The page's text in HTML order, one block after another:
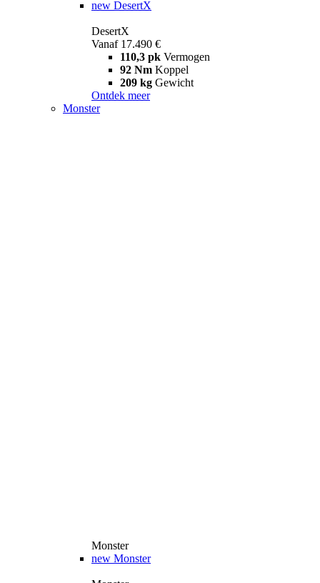
new DesertX
DesertX
Vanaf 17.490 €
110,3 pk Vermogen
92 Nm Koppel
209 kg Gewicht
Ontdek meer
Monster
Monster
new Monster